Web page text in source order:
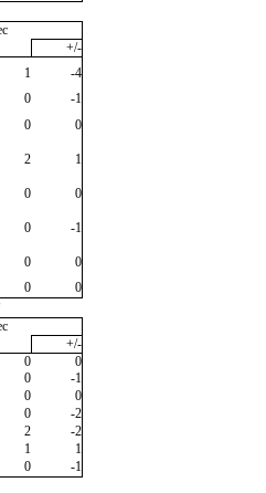
+/-
1
-4
0
-1
0
0
2
1
0
0
0
-1
0
0
0
0
+/-
0
0
0
-1
0
0
0
-2
2
-2
1
1
0
-1